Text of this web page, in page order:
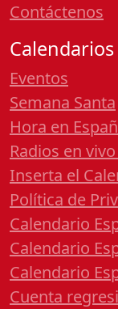
Contáctenos
Calendarios
Eventos
Semana Santa
Hora en
Radios en vivo
Inserta el
Política de
Calendario
Calendario
Calendario
Cuenta